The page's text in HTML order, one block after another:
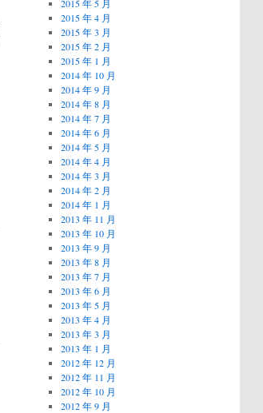
2015 年 5 月
2015 年 4 月
2015 年 3 月
2015 年 2 月
2015 年 1 月
2014 年 10 月
2014 年 9 月
2014 年 8 月
2014 年 7 月
2014 年 6 月
2014 年 5 月
2014 年 4 月
2014 年 3 月
2014 年 2 月
2014 年 1 月
2013 年 11 月
2013 年 10 月
2013 年 9 月
2013 年 8 月
2013 年 7 月
2013 年 6 月
2013 年 5 月
2013 年 4 月
2013 年 3 月
2013 年 1 月
2012 年 12 月
2012 年 11 月
2012 年 10 月
2012 年 9 月